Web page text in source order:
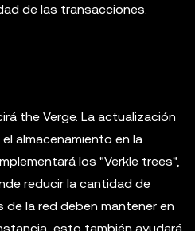
de las transacciones.
the Verge. La actualización
almacenamiento en la
los "Verkle trees",
reducir la cantidad de
la red deben mantener en
esto también ayudará